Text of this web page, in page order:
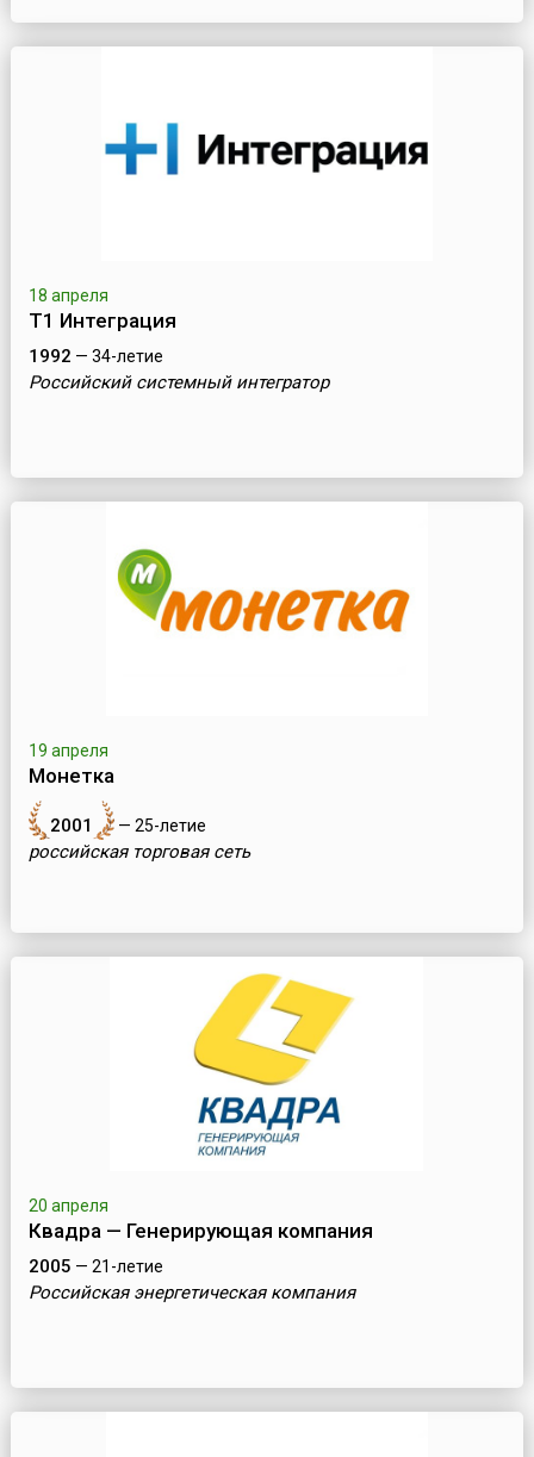
18 апреля
Т1 Интеграция
1992 — 34-летие
Российский системный интегратор
19 апреля
Монетка
2001 — 25-летие
российская торговая сеть
20 апреля
Квадра — Генерирующая компания
2005 — 21-летие
Российская энергетическая компания